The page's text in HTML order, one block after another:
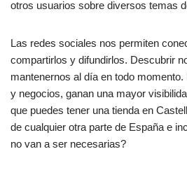
otros usuarios sobre diversos temas
Las redes sociales nos permiten
compartirlos y difundirlos. Descubrir
mantenernos al día en todo
y negocios, ganan una mayor
que puedes tener una tienda en
de cualquier otra parte de España e
no van a ser necesarias?